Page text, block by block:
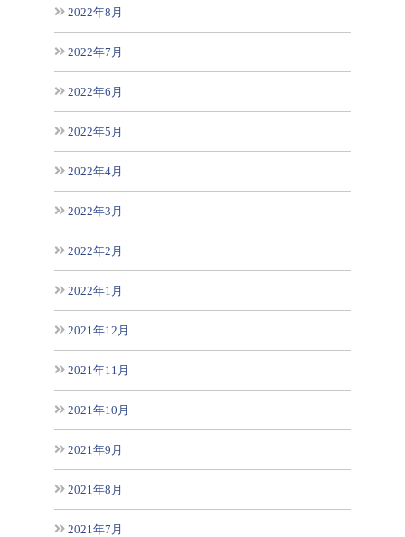
2022年8月
2022年7月
2022年6月
2022年5月
2022年4月
2022年3月
2022年2月
2022年1月
2021年12月
2021年11月
2021年10月
2021年9月
2021年8月
2021年7月